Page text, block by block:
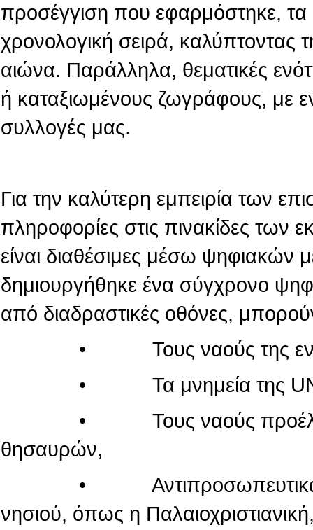
προσέγγιση που εφαρμόστηκε, τα
χρονολογική σειρά, καλύπτοντας
αιώνα. Παράλληλα, θεματικές
ή καταξιωμένους ζωγράφους, με
συλλογές μας.
Για την καλύτερη εμπειρία των
πληροφορίες στις πινακίδες των
είναι διαθέσιμες μέσω
δημιουργήθηκε ένα σύγχρονο
από διαδραστικές οθόνες,
• Τους ναούς της εντός
• Τα μνημεία της
• Τους ναούς
θησαυρών,
• Αντιπροσωπευτικά
νησιού, όπως η